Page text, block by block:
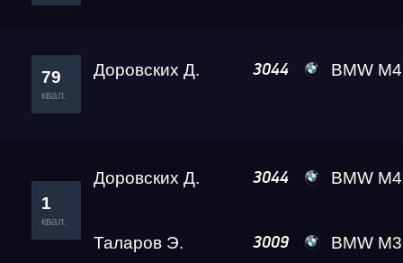
79
квал.
Доровских Д. 3044 BMW M4
1
квал.
Доровских Д. 3044 BMW M4
Таларов Э. 3009 BMW M3